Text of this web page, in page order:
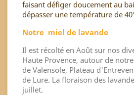
faisant défiger doucement au
dépasser une température de
Notre miel de lavande
Il est récolté en Août sur nos
Haute Provence, autour de
de Valensole, Plateau
de Lure. La floraison des
juillet.